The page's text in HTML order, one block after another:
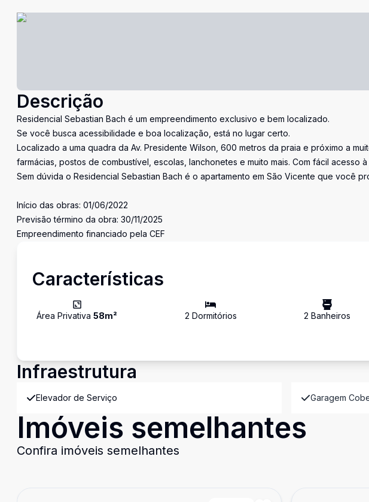
Descrição
Residencial Sebastian Bach é um empreendimento exclusivo e bem localizado.
Se você busca acessibilidade e boa localização, está no lugar certo.
Localizado a uma quadra da Av. Presidente Wilson, 600 metros da praia e próximo a
farmácias, postos de combustível, escolas, lanchonetes e muito mais. Com fácil acesso
Sem dúvida o Residencial Sebastian Bach é o apartamento em São Vicente que você
Início das obras: 01/06/2022
Previsão término da obra: 30/11/2025
Empreendimento financiado pela CEF
Características
Área Privativa 58m² 2 Dormitórios 2 Banheiros
Infraestrutura
Elevador de Serviço Garagem
Imóveis semelhantes
Confira imóveis semelhantes